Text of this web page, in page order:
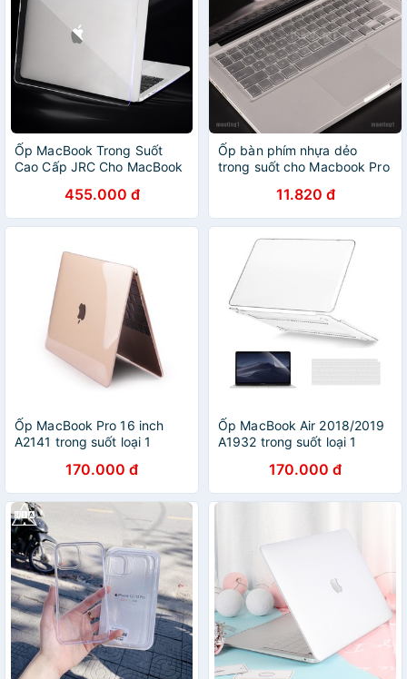
Ốp MacBook Trong Suốt
Cao Cấp JRC Cho MacBook
455.000 đ
Ốp bàn phím nhựa dẻo
trong suốt cho Macbook Pro
11.820 đ
Ốp MacBook Pro 16 inch
A2141 trong suốt loại 1
170.000 đ
Ốp MacBook Air 2018/2019
A1932 trong suốt loại 1
170.000 đ